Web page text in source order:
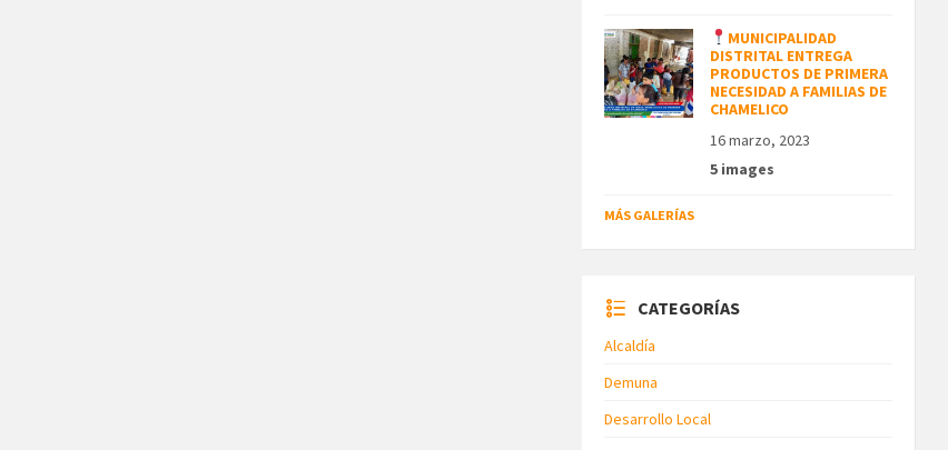
MUNICIPALIDAD
DISTRITAL ENTREGA
PRODUCTOS DE PRIMERA
NECESIDAD A FAMILIAS DE
CHAMELICO
16 marzo, 2023
5 images
MÁS GALERÍAS
CATEGORÍAS
Alcaldía
Demuna
Desarrollo Local